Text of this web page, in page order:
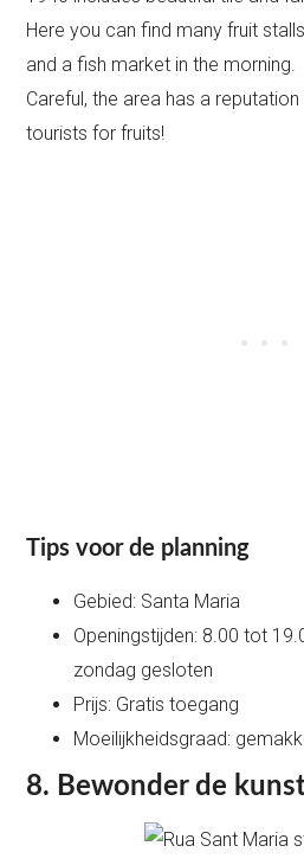
Here you can find many fruit
and a fish market in the morning.
Careful, the area has a
tourists for fruits!
Tips voor de planning
Gebied: Santa Maria
Openingstijden: 8.00 tot
zondag gesloten
Prijs: Gratis toegang
Moeilijkheidsgraad:
8. Bewonder de